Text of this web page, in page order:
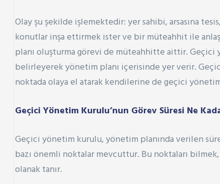
Olay şu şekilde işlemektedir: yer sahibi, arsasına
konutlar inşa ettirmek ister ve bir müteahhit ile
planı oluşturma görevi de müteahhitte aittir.
belirleyerek yönetim planı içerisinde yer verir.
noktada olaya el atarak kendilerine de geçici
Geçici Yönetim Kurulu’nun Görev Süresi Ne
Geçici yönetim kurulu, yönetim planında verilen
bazı önemli noktalar mevcuttur. Bu noktaları
olanak tanır.